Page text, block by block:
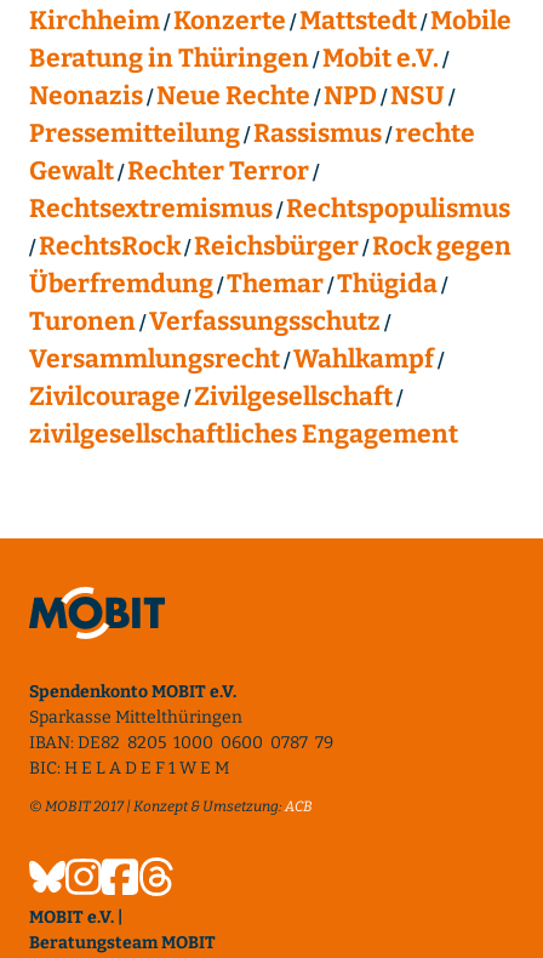
Kirchheim Konzerte Mattstedt Mobile
Beratung in Thüringen Mobit e.V.
Neonazis Neue Rechte NPD NSU
Pressemitteilung Rassismus rechte
Gewalt Rechter Terror
Rechtsextremismus Rechtspopulismus
RechtsRock Reichsbürger Rock gegen
Überfremdung Themar Thügida
Turonen Verfassungsschutz
Versammlungsrecht Wahlkampf
Zivilcourage Zivilgesellschaft
zivilgesellschaftliches Engagement
Spendenkonto MOBIT e.V.
Sparkasse Mittelthüringen
IBAN: DE82 8205 1000 0600 0787 79
BIC: H E L A D E F 1 W E M
© MOBIT 2017 | Konzept & Umsetzung:ACB
MOBIT e.V. |
Beratungsteam MOBIT